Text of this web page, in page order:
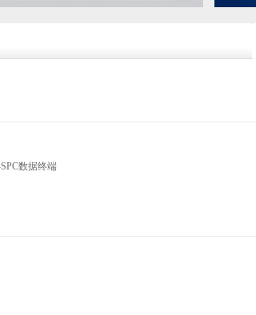
数据终端